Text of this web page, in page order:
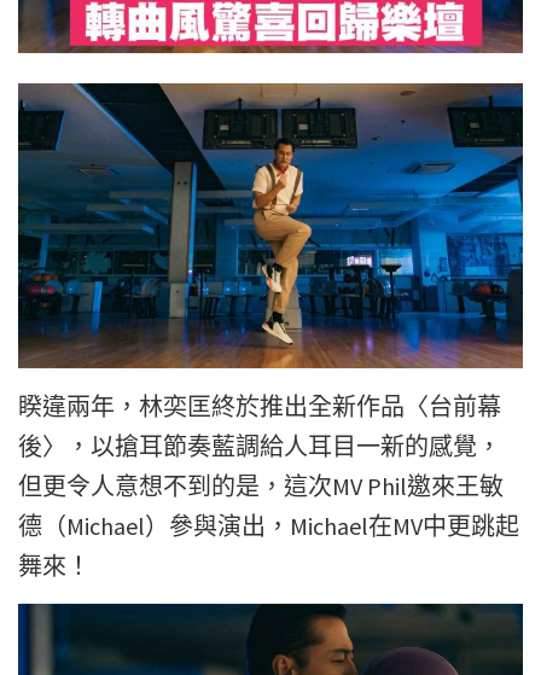
睽違兩年，林奕匡終於推出全新作品〈台前幕
後〉，以搶耳節奏藍調給人耳目一新的感覺，
但更令人意想不到的是，這次MV Phil邀來王敏
德（Michael）參與演出，Michael在MV中更跳起
舞來！